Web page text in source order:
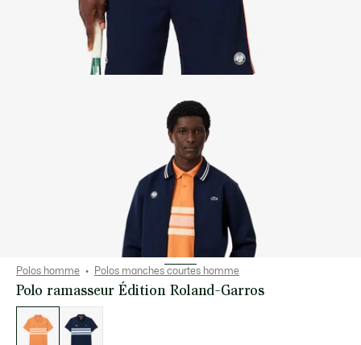
Polos homme Polos manches courtes homme
Polo ramasseur Édition Roland-Garros
des
déclinaisons